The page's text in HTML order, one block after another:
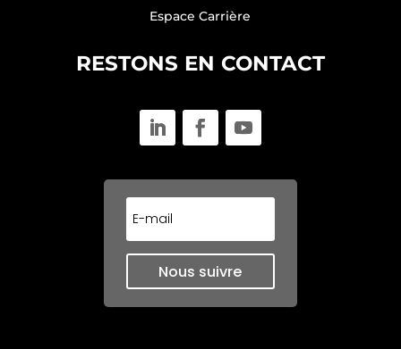
Espace Carrière
RESTONS EN CONTACT
Nous suivre